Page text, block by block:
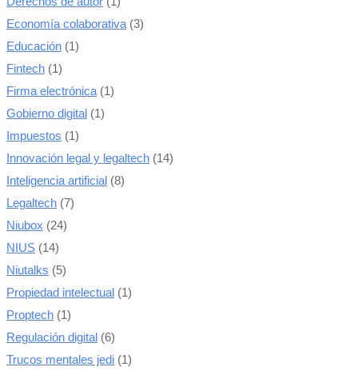
Economía colaborativa (3)
Educación (1)
Fintech (1)
Firma electrónica (1)
Gobierno digital (1)
Impuestos (1)
Innovación legal y legaltech (14)
Inteligencia artificial (8)
Legaltech (7)
Niubox (24)
NIUS (14)
Niutalks (5)
Propiedad intelectual (1)
Proptech (1)
Regulación digital (6)
Trucos mentales jedi (1)